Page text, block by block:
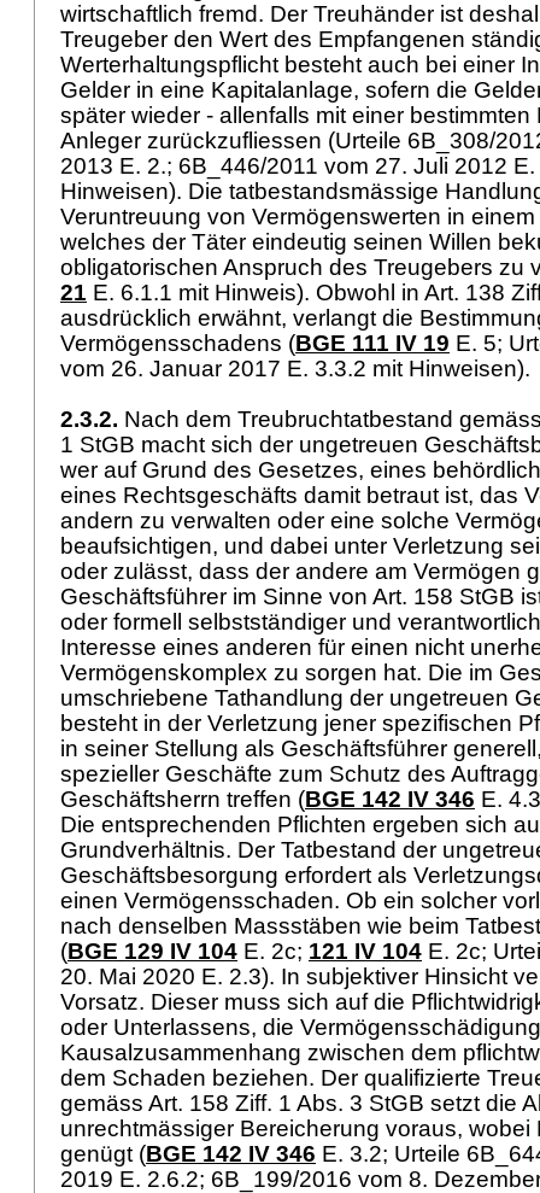
wirtschaftlich fremd. Der Treuhänder ist
Treugeber den Wert des Empfangenen
Werterhaltungspflicht besteht auch bei einer
Gelder in eine Kapitalanlage, sofern die
später wieder - allenfalls mit einer bestimmten
Anleger zurückzufliessen (Urteile 6B_308/
2013 E. 2.; 6B_446/2011 vom 27. Juli 2012
Hinweisen). Die tatbestandsmässige
Veruntreuung von Vermögenswerten in
welches der Täter eindeutig seinen Willen
obligatorischen Anspruch des Treugebers zu
21 E. 6.1.1 mit Hinweis). Obwohl in Art. 138
ausdrücklich erwähnt, verlangt die
Vermögensschadens (BGE 111 IV 19 E. 5;
vom 26. Januar 2017 E. 3.3.2 mit
2.3.2. Nach dem Treubruchtatbestand
1 StGB macht sich der ungetreuen
wer auf Grund des Gesetzes, eines
eines Rechtsgeschäfts damit betraut ist, das
andern zu verwalten oder eine solche
beaufsichtigen, und dabei unter Verletzung
oder zulässt, dass der andere am Vermögen
Geschäftsführer im Sinne von Art. 158 StGB
oder formell selbstständiger und
Interesse eines anderen für einen nicht
Vermögenskomplex zu sorgen hat. Die im
umschriebene Tathandlung der ungetreuen
besteht in der Verletzung jener spezifischen
in seiner Stellung als Geschäftsführer
spezieller Geschäfte zum Schutz des
Geschäftsherrn treffen (BGE 142 IV 346 E.
Die entsprechenden Pflichten ergeben sich
Grundverhältnis. Der Tatbestand der
Geschäftsbesorgung erfordert als
einen Vermögensschaden. Ob ein solcher
nach denselben Massstäben wie beim
(BGE 129 IV 104 E. 2c; 121 IV 104 E. 2c;
20. Mai 2020 E. 2.3). In subjektiver Hinsicht
Vorsatz. Dieser muss sich auf die
oder Unterlassens, die
Kausalzusammenhang zwischen dem
dem Schaden beziehen. Der qualifizierte
gemäss Art. 158 Ziff. 1 Abs. 3 StGB setzt die
unrechtmässiger Bereicherung voraus, wobei
genügt (BGE 142 IV 346 E. 3.2; Urteile
2019 E. 2.6.2; 6B_199/2016 vom 8.